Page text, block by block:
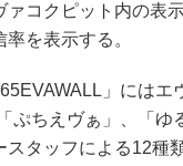
ァコクピット内の表
率を表示する。
」にはエ
ぷちえヴぁ」、「ゆ
スタッフによる12種